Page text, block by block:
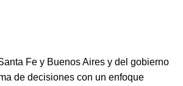
Fe y Buenos Aires y del gobierno
de decisiones con un enfoque